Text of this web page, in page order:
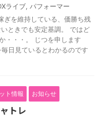
ライブ, パフォーマー
ぎを維持している、価勝ち残
ときでも安定基調。 ではど
・・・。 じつを申します
日見ているとわかるのです
ト情報 お知らせ
トレ